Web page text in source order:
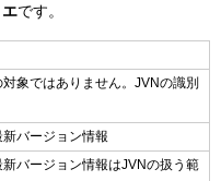
エです。
象ではありません。JVNの識別
バージョン情報
新バージョン情報はJVNの扱う範